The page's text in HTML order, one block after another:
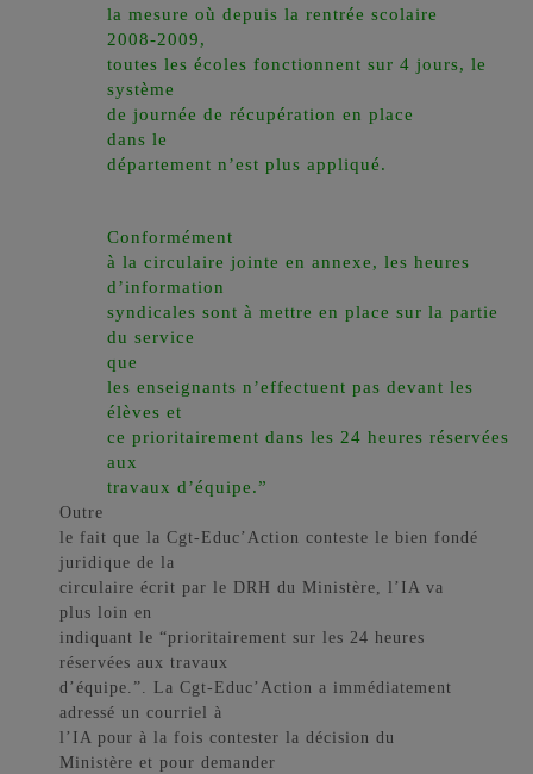
la mesure où depuis la rentrée scolaire
2008-2009,
toutes les écoles fonctionnent sur 4 jours, le
système
de journée de récupération en place
dans le
département n’est plus appliqué.
Conformément
à la circulaire jointe en annexe, les heures
d’information
syndicales sont à mettre en place sur la partie
du service
que
les enseignants n’effectuent pas devant les
élèves et
ce prioritairement dans les 24 heures réservées
aux
travaux d’équipe.”
Outre
le fait que la Cgt-Educ’Action conteste le bien fondé
juridique de la
circulaire écrit par le DRH du Ministère, l’IA va
plus loin en
indiquant le “prioritairement sur les 24 heures
réservées aux travaux
d’équipe.”. La Cgt-Educ’Action a immédiatement
adressé un courriel à
l’IA pour à la fois contester la décision du
Ministère et pour demander